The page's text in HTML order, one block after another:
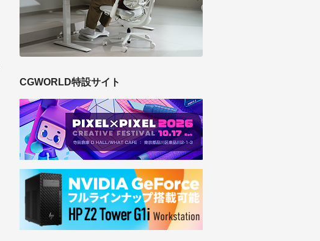
CGWORLD特設サイト